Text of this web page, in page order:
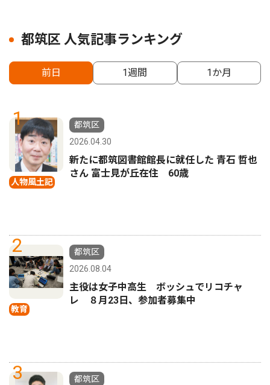
都筑区 人気記事ランキング
前日 1週間 1か月
1
人物風土記
都筑区
2026.04.30
新たに都筑図書館館長に就任した 青石 哲也
さん 富士見が丘在住 60歳
2
教育
都筑区
2026.08.04
主役は女子中高生 ボッシュでリコチャ
レ ８月23日、参加者募集中
3
都筑区